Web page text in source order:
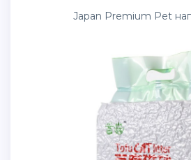
Japan Premium Pet